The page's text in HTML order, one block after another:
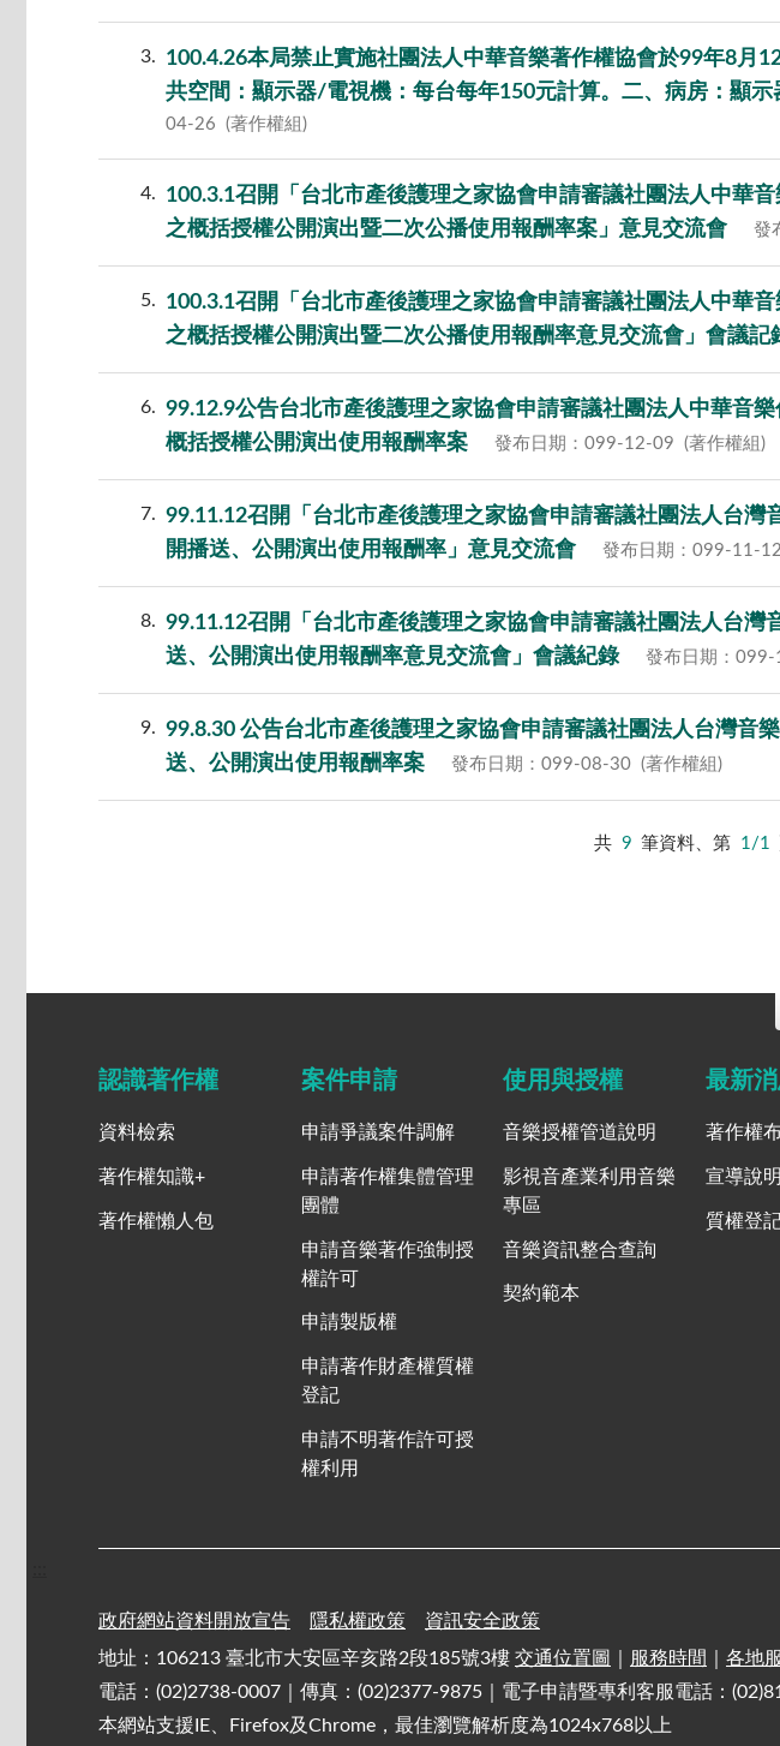
3
100.4.26本局禁止實施社團法人中華音樂著作權協會於99年8月
共空間：顯示器/電視機：每台每年150元計算。二、病房：顯
04-26 (著作權組)
4
100.3.1召開「台北市產後護理之家協會申請審議社團法人中華
之概括授權公開演出暨二次公播使用報酬率案」意見交流會
發
5
100.3.1召開「台北市產後護理之家協會申請審議社團法人中華
之概括授權公開演出暨二次公播使用報酬率意見交流會」會議記
6
99.12.9公告台北市產後護理之家協會申請審議社團法人中華音
概括授權公開演出使用報酬率案
發布日期：099-12-09 (著作權組)
7
99.11.12召開「台北市產後護理之家協會申請審議社團法人台
開播送、公開演出使用報酬率」意見交流會
發布日期：099-11-12
8
99.11.12召開「台北市產後護理之家協會申請審議社團法人台
送、公開演出使用報酬率意見交流會」會議紀錄
發布日期：
9
99.8.30 公告台北市產後護理之家協會申請審議社團法人台灣音
送、公開演出使用報酬率案
發布日期：099-08-30 (著作權組)
共 9 筆資料、第 1/1
認識著作權
資料檢索
著作權知識+
著作權懶人包
案件申請
申請爭議案件調解
申請著作權集體管理
團體
申請音樂著作強制授
權許可
申請製版權
申請著作財產權質權
登記
申請不明著作許可授
權利用
使用與授權
音樂授權管道說明
影視音產業利用音樂
專區
音樂資訊整合查詢
契約範本
最新
著作權
宣導說
質權登
政府網站資料開放宣告 隱私權政策
資訊安全政策
地址：106213 臺北市大安區辛亥路2段185號3樓 交通位置圖 服務時間
各地
電話：(02)2738-0007｜傳真：(02)2377-9875｜電子申請暨專利客服電話：
本網站支援IE、Firefox及Chrome，最佳瀏覽解析度為1024x768以上